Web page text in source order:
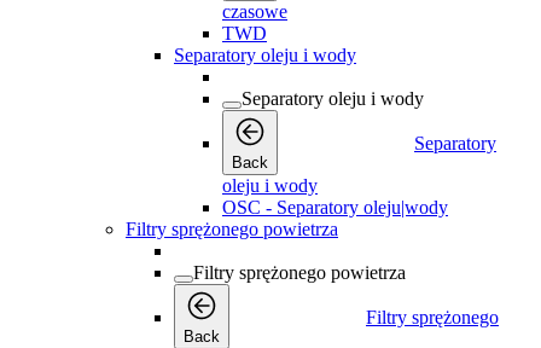
czasowe
TWD
Separatory oleju i wody
Separatory oleju i wody
Back
Separatory
oleju i wody
OSC - Separatory oleju|wody
Filtry sprężonego powietrza
Filtry sprężonego powietrza
Back
Filtry sprężonego